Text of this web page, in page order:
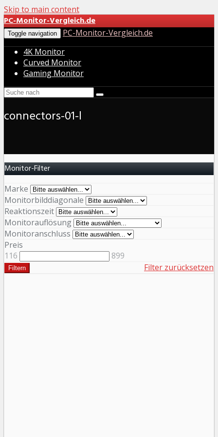
Skip to main content
PC-Monitor-Vergleich.de
Toggle navigation
PC-Monitor-Vergleich.de
4K Monitor
Curved Monitor
Gaming Monitor
connectors-01-l
Monitor-Filter
Marke
Monitorbilddiagonale
Reaktionszeit
Monitorauflösung
Monitoranschluss
Preis
116
899
Filter zurücksetzen
Filtern